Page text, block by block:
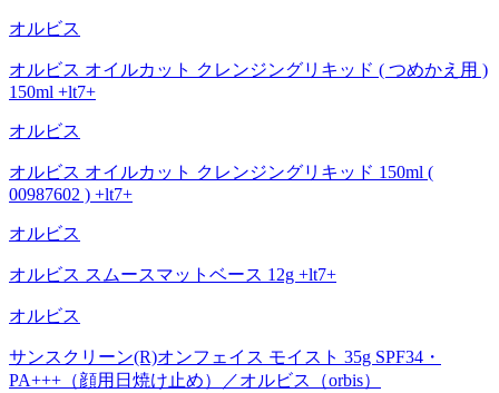
オルビス
オルビス オイルカット クレンジングリキッド ( つめかえ用 )
150ml +lt7+
オルビス
オルビス オイルカット クレンジングリキッド 150ml (
00987602 ) +lt7+
オルビス
オルビス スムースマットベース 12g +lt7+
オルビス
サンスクリーン(R)オンフェイス モイスト 35g SPF34・
PA+++（顔用日焼け止め）／オルビス（orbis）